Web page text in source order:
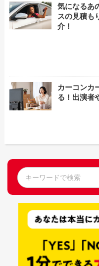
気になるあ
スの見積も
介！
カーコンカ
る！出演者